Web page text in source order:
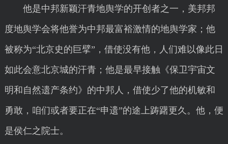
他是中邦新颖汗青地舆学的开创者之一，美邦邦
度地舆学会将他誉为中邦最富裕激情的地舆学家；他
被称为“北京史的巨擘”，借使没有他，人们难以像此日
如此会意北京城的汗青；他是最早接触《保卫宇宙文
明和自然遗产条约》的中邦人，借使少了他的机敏和
勇敢，咱们或者要正在“申遗”的途上踌躇更久。他，便
是侯仁之院士。